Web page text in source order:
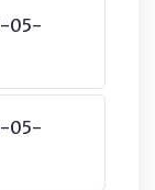
05-
05-